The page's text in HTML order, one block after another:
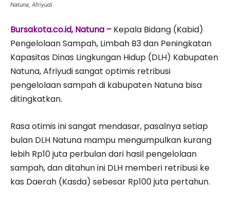
Natuna, Afriyudi
Bursakota.co.id, Natuna – Kepala Bidang (Kabid)
Pengelolaan Sampah, Limbah B3 dan Peningkatan
Kapasitas Dinas Lingkungan Hidup (DLH) Kabupaten
Natuna, Afriyudi sangat optimis retribusi
pengelolaan sampah di kabupaten Natuna bisa
ditingkatkan.
Rasa otimis ini sangat mendasar, pasalnya setiap
bulan DLH Natuna mampu mengumpulkan kurang
lebih Rp10 juta perbulan dari hasil pengelolaan
sampah, dan ditahun ini DLH memberi retribusi ke
kas Daerah (Kasda) sebesar Rp100 juta pertahun.